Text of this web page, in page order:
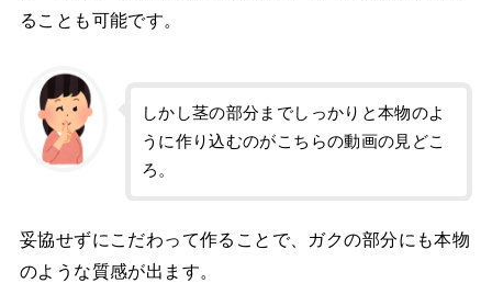
ることも可能です。
しかし茎の部分までしっかりと本物のよ
うに作り込むのがこちらの動画の見どこ
ろ。
妥協せずにこだわって作ることで、ガクの部分にも本物
のような質感が出ます。